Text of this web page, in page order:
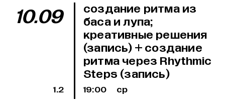
10.09 cоздание ритма из
баса и лупа;
креативные решения
(запись) + создание
ритма через Rhythmic
Steps (запись)
1.2 19:00 ср